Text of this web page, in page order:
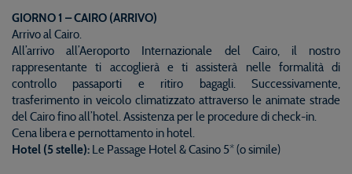
GIORNO 1 – CAIRO (ARRIVO)
Arrivo al Cairo.
All’arrivo all’Aeroporto Internazionale del Cairo, il nostro
rappresentante ti accoglierà e ti assisterà nelle formalità di
controllo passaporti e ritiro bagagli. Successivamente,
trasferimento in veicolo climatizzato attraverso le animate strade
del Cairo fino all’hotel. Assistenza per le procedure di check-in.
Cena libera e pernottamento in hotel.
Hotel (5 stelle): Le Passage Hotel & Casino 5* (o simile)